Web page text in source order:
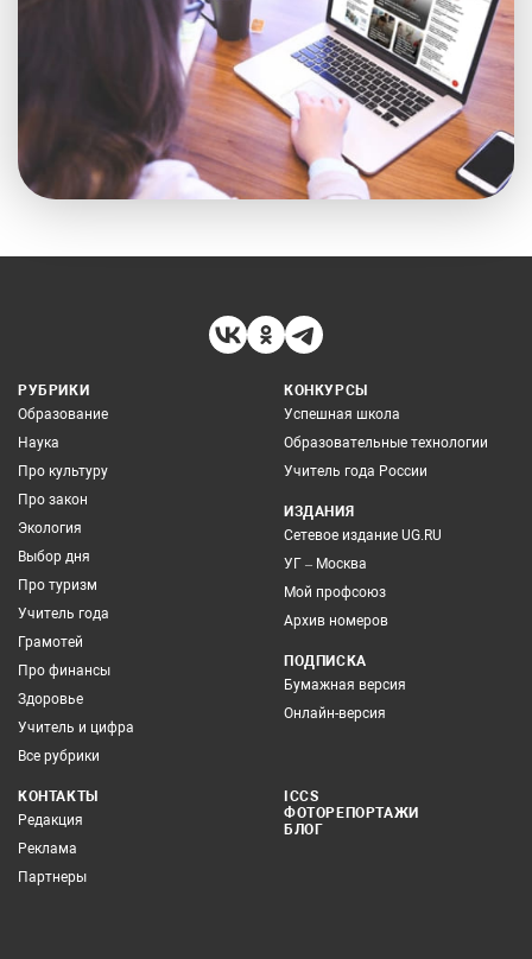
РУБРИКИ
Образование
Наука
Про культуру
Про закон
Экология
Выбор дня
Про туризм
Учитель года
Грамотей
Про финансы
Здоровье
Учитель и цифра
Все рубрики
КОНКУРСЫ
Успешная школа
Образовательные технологии
Учитель года России
ИЗДАНИЯ
Сетевое издание UG.RU
УГ – Москва
Мой профсоюз
Архив номеров
ПОДПИСКА
Бумажная версия
Онлайн-версия
КОНТАКТЫ
Редакция
Реклама
Партнеры
ICCS
ФОТОРЕПОРТАЖИ
БЛОГ